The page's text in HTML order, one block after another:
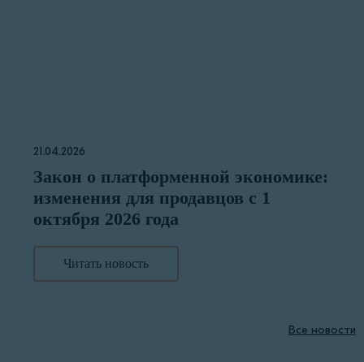
21.04.2026
Закон о платформенной экономике:
изменения для продавцов с 1
октября 2026 года
Читать новость
Все новости